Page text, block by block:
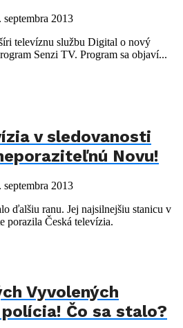
septembra 2013
televíznu službu Digital o nový
Senzi TV. Program sa objaví...
v sledovanosti
Novu!
septembra 2013
ďalšiu ranu. Jej najsilnejšiu stanicu v
porazila Česká televízia.
Vyvolených
Čo sa stalo?